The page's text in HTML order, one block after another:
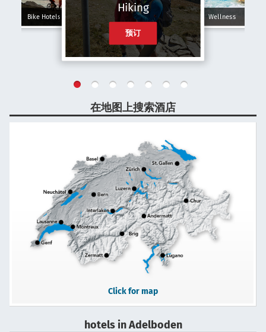
Bike Hotels
Hiking
预订
Wellness
在地图上搜索酒店
Click for map
hotels in Adelboden